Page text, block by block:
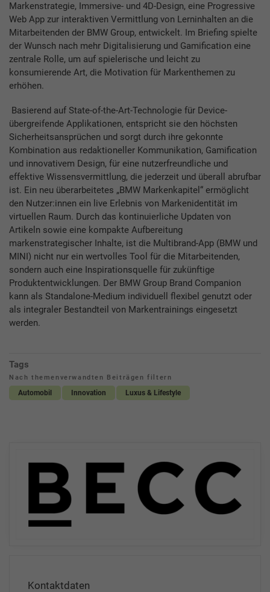
Markenstrategie, Immersive- und 4D-Design, eine Progressive
Web App zur interaktiven Vermittlung von Lerninhalten an die
Mitarbeitenden der BMW Group, entwickelt. Im Briefing spielte
der Wunsch nach mehr Digitalisierung und Gamification eine
zentrale Rolle, um auf spielerische und leicht zu
konsumierende Art, die Motivation für Markenthemen zu
erhöhen.
Basierend auf State-of-the-Art-Technologie für Device-
übergreifende Applikationen, entspricht sie den höchsten
Sicherheitsansprüchen und sorgt durch ihre gekonnte
Kombination aus redaktioneller Kommunikation, Gamification
und innovativem Design, für eine nutzerfreundliche und
effektive Wissensvermittlung, die jederzeit und überall abrufbar
ist. Ein neu überarbeitetes „BMW Markenkapitel“ ermöglicht
den Nutzer:innen ein live Erlebnis von Markenidentität im
virtuellen Raum. Durch das kontinuierliche Updaten von
Artikeln sowie eine kompakte Aufbereitung
markenstrategischer Inhalte, ist die Multibrand-App (BMW und
MINI) nicht nur ein wertvolles Tool für die Mitarbeitenden,
sondern auch eine Inspirationsquelle für zukünftige
Produktentwicklungen. Der BMW Group Brand Companion
kann als Standalone-Medium individuell flexibel genutzt oder
als integraler Bestandteil von Markentrainings eingesetzt
werden.
Tags
Nach themenverwandten Beiträgen filtern
Automobil Innovation Luxus & Lifestyle
Kontaktdaten